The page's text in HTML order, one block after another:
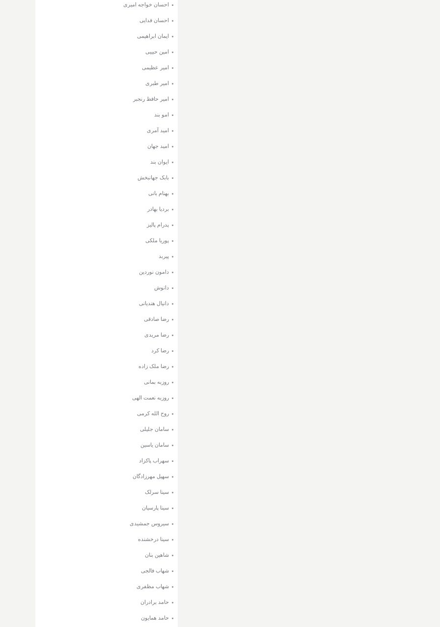
احسان خواجه امیری
احسان فدایی
ایمان ابراهیمی
امین حبیبی
امیر عظیمی
امیر طبری
امیر حافظ رنجبر
امو بند
امید آمری
امید جهان
ایوان بند
بابک جهانبخش
بهنام بانی
بردیا بهادر
پدرام پالیز
پوریا ملکی
پیربد
دامون نوردین
دانوش
دانیال هندیانی
رضا صادقی
رضا مریدی
رضا کرد
رضا ملک زاده
روزبه بمانی
روزبه نعمت الهی
روح الله کرمی
سامان جلیلی
سامان یاسین
سهراب پاکزاد
سهیل مهرزادگان
سینا سرلک
سینا پارسیان
سیروس جمشیدی
سینا درخشنده
شاهین بنان
شهاب فالجی
شهاب مظفری
حامد برادران
حامد همایون